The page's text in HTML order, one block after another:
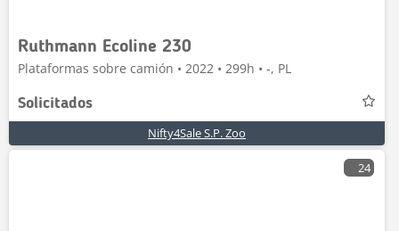
Ruthmann Ecoline 230
Plataformas sobre camión • 2022 • 299h • -, PL
Solicitados
Nifty4Sale S.P. Zoo
24